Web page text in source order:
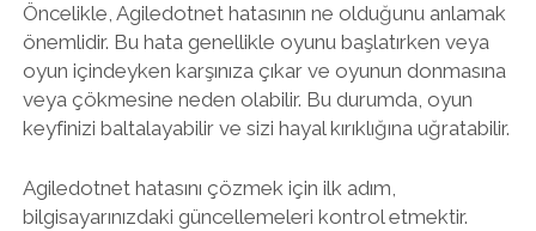
Öncelikle, Agiledotnet hatasının ne olduğunu anlamak
önemlidir. Bu hata genellikle oyunu başlatırken veya
oyun içindeyken karşınıza çıkar ve oyunun donmasına
veya çökmesine neden olabilir. Bu durumda, oyun
keyfinizi baltalayabilir ve sizi hayal kırıklığına uğratabilir.
Agiledotnet hatasını çözmek için ilk adım,
bilgisayarınızdaki güncellemeleri kontrol etmektir.